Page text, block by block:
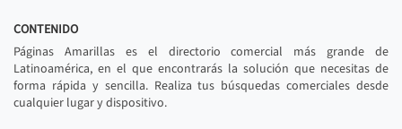
CONTENIDO
Páginas Amarillas es el directorio comercial más grande de
Latinoamérica, en el que encontrarás la solución que necesitas de
forma rápida y sencilla. Realiza tus búsquedas comerciales desde
cualquier lugar y dispositivo.